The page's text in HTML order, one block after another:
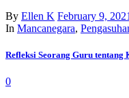
By Ellen K February 9, 2021
In Mancanegara,
Refleksi Seorang Guru tentang
0